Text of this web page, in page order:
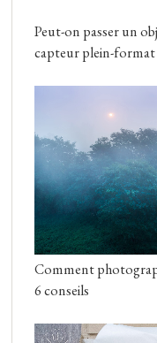
Peut-on passer un
capteur plein-format
Comment
6 conseils